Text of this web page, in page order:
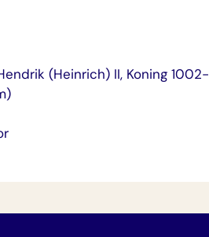
(Heinrich) II, Koning 1002-